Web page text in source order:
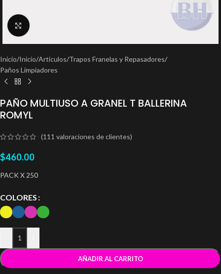
Clic para ampliar
Inicio/Inicio/Articulos/Trapos Franelas y Repasadores/
Paños Limpiadores
PAÑO MULTIUSO A GRANEL T BALLERINA
ROMYL
(111 valoraciones de clientes)
$460.00
PACK X 250
COLORES
AÑADIR AL CARRITO